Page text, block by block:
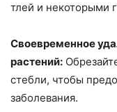
тлей и некоторыми
Своевременное
растений:
стебли, чтобы
заболевания.